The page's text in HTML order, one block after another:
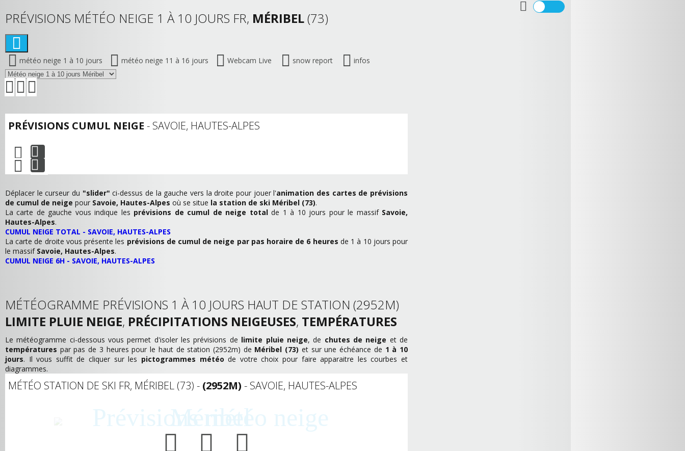
PRÉVISIONS MÉTÉO NEIGE 1 À 10 JOURS FR, MÉRIBEL(73)
météo neige 1 à 10 jours météo neige 11 à 16 jours Webcam Live snow report infos
PRÉVISIONS CUMUL NEIGE - SAVOIE, HAUTES-ALPES
Déplacer le curseur du "slider" ci-dessus de la gauche vers la droite pour jouer l'animation des cartes de prévisions
de cumul de neige pour Savoie, Hautes-Alpes où se situe la station de ski Méribel (73).
La carte de gauche vous indique les prévisions de cumul de neige totalde 1 à 10 jours pour le massif Savoie,
Hautes-Alpes.
CUMUL NEIGE TOTAL - SAVOIE, HAUTES-ALPES
La carte de droite vous présente les prévisions de cumul de neige par pas horaire de 6 heures de 1 à 10 jours pour
le massif Savoie, Hautes-Alpes.
CUMUL NEIGE 6H - SAVOIE, HAUTES-ALPES
MÉTÉOGRAMME PRÉVISIONS 1 À 10 JOURS HAUT DE STATION (2952M)
LIMITE PLUIE NEIGE, PRÉCIPITATIONS NEIGEUSES, TEMPÉRATURES
Le météogramme ci-dessous vous permet d'isoler les prévisions de limite pluie neige, de chutes de neige et de
températures par pas de 3 heures pour le haut de station (2952m) de Méribel (73) et sur une échéance de 1 à 10
jours. Il vous suffit de cliquer sur les pictogrammes météo de votre choix pour faire apparaitre les courbes et
diagrammes.
MÉTÉO STATION DE SKI FR, MÉRIBEL (73) - (2952M) - SAVOIE, HAUTES-ALPES